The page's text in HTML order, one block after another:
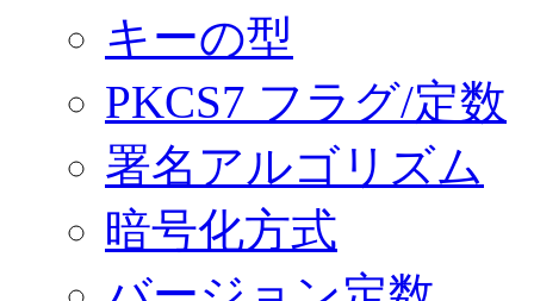
キーの型
PKCS7 フラグ/定数
署名アルゴリズム
暗号化方式